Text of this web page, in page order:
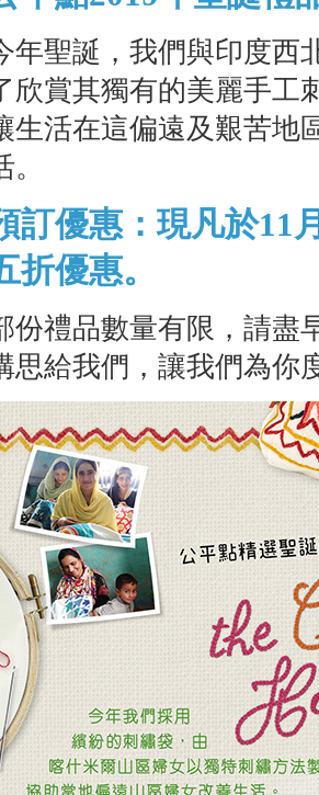
年聖誕，我們與印度西
欣賞其獨有的美麗手工
生活在這偏遠及艱苦地
。
訂優惠：現凡於11
折優惠。
份禮品數量有限，請盡
思給我們，讓我們為你